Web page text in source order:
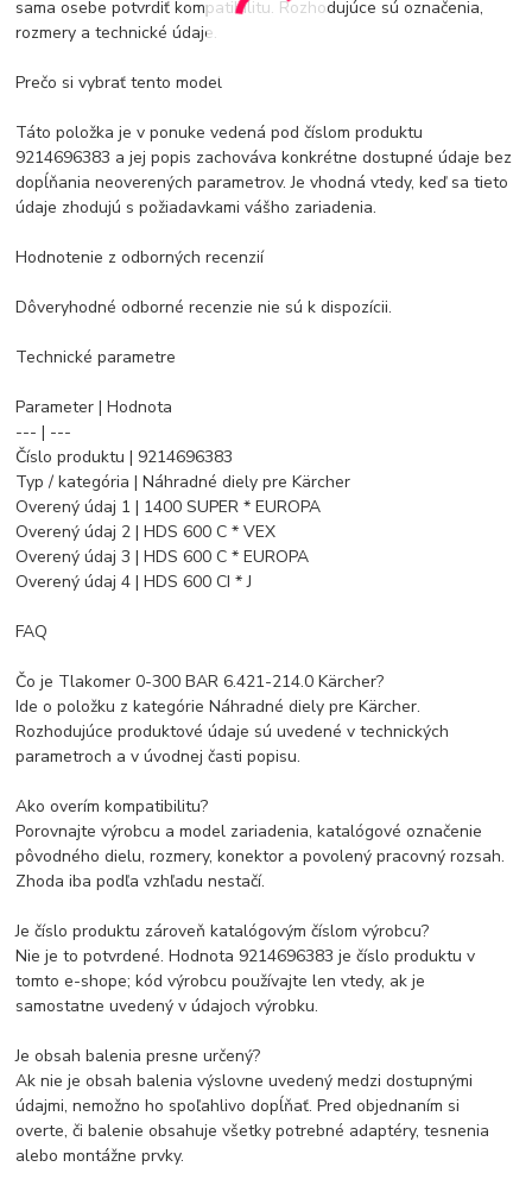
sama osebe potvrdiť kompatibilitu. Rozhodujúce sú označenia,
rozmery a technické údaje.
Prečo si vybrať tento model
Táto položka je v ponuke vedená pod číslom produktu
9214696383 a jej popis zachováva konkrétne dostupné údaje bez
dopĺňania neoverených parametrov. Je vhodná vtedy, keď sa tieto
údaje zhodujú s požiadavkami vášho zariadenia.
Hodnotenie z odborných recenzií
Dôveryhodné odborné recenzie nie sú k dispozícii.
Technické parametre
Parameter | Hodnota
--- | ---
Číslo produktu | 9214696383
Typ / kategória | Náhradné diely pre Kärcher
Overený údaj 1 | 1400 SUPER * EUROPA
Overený údaj 2 | HDS 600 C * VEX
Overený údaj 3 | HDS 600 C * EUROPA
Overený údaj 4 | HDS 600 CI * J
FAQ
Čo je Tlakomer 0-300 BAR 6.421-214.0 Kärcher?
Ide o položku z kategórie Náhradné diely pre Kärcher.
Rozhodujúce produktové údaje sú uvedené v technických
parametroch a v úvodnej časti popisu.
Ako overím kompatibilitu?
Porovnajte výrobcu a model zariadenia, katalógové označenie
pôvodného dielu, rozmery, konektor a povolený pracovný rozsah.
Zhoda iba podľa vzhľadu nestačí.
Je číslo produktu zároveň katalógovým číslom výrobcu?
Nie je to potvrdené. Hodnota 9214696383 je číslo produktu v
tomto e-shope; kód výrobcu používajte len vtedy, ak je
samostatne uvedený v údajoch výrobku.
Je obsah balenia presne určený?
Ak nie je obsah balenia výslovne uvedený medzi dostupnými
údajmi, nemožno ho spoľahlivo dopĺňať. Pred objednaním si
overte, či balenie obsahuje všetky potrebné adaptéry, tesnenia
alebo montážne prvky.